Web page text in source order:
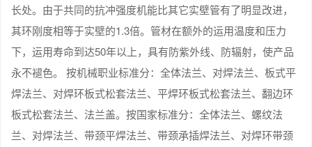
长处。由于共同的抗冲强度机能比其它实壁管有了明显改进，
其环刚度相等于实壁的1.3倍。管材在额外的运用温度和压力
下，运用寿命到达50年以上，具有防紫外线、防辐射，使产品
永不褪色。 按机械职业标准分：全体法兰、对焊法兰、板式平
焊法兰、对焊环板式松套法兰、平焊环板式松套法兰、翻边环
板式松套法兰、法兰盖。按国家标准分：全体法兰、螺纹法
兰、对焊法兰、带颈平焊法兰、带颈承插焊法兰、对焊环带颈